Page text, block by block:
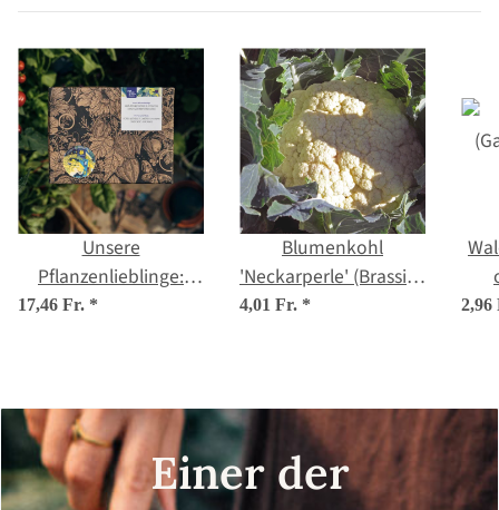
Unsere
Pflanzenlieblinge:
Kräuter & essbare
Geschenkset
17,46 Fr. *
Blumenkohl
'Neckarperle' (Brassica
oleracea var. botrytis)
4,01 Fr. *
Einer der